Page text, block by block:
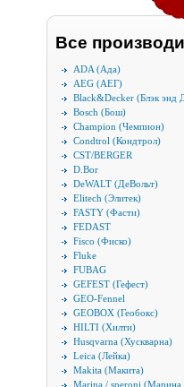
Все
ADA (Ада)
AEG (АЕГ)
Black&Decker (Блэк энд
Bosch (Бош)
Champion (Чемпион)
Condtrol (Кондтрол)
CST/BERGER
D.Bor
DeWALT (ДеВольт)
Elitech (Элитек)
FASTY (Фасти)
FEDAST
Fisco (Фиско)
Fluke
FUBAG
GEFEST (Гефест)
GEO-Fennel
GEOBOX (Геобокс)
HILTI (Хилти)
Husqvarna (Хускварна)
Leica (Лейка)
Makita (Макита)
Marina / speroni (Марина